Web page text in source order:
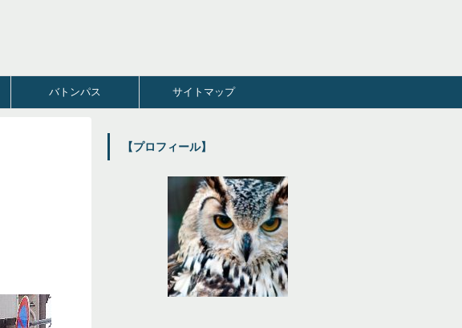
バトンパス サイトマップ
【プロフィール】